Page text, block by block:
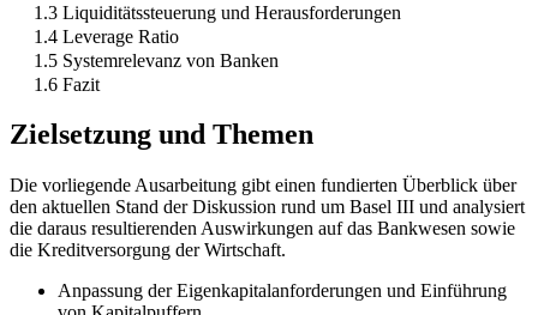
1.3 Liquiditätssteuerung und Herausforderungen
1.4 Leverage Ratio
1.5 Systemrelevanz von Banken
1.6 Fazit
Zielsetzung und Themen
Die vorliegende Ausarbeitung gibt einen fundierten Überblick über
den aktuellen Stand der Diskussion rund um Basel III und analysiert
die daraus resultierenden Auswirkungen auf das Bankwesen sowie
die Kreditversorgung der Wirtschaft.
Anpassung der Eigenkapitalanforderungen und Einführung